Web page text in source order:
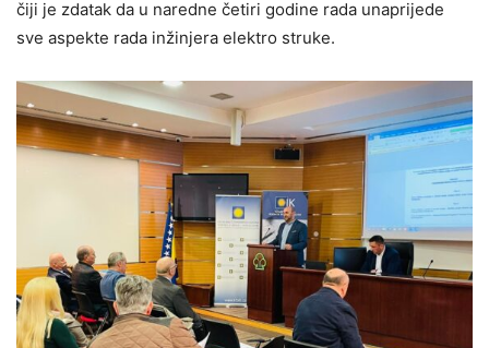
čiji je zdatak da u naredne četiri godine rada unaprijede
sve aspekte rada inžinjera elektro struke.